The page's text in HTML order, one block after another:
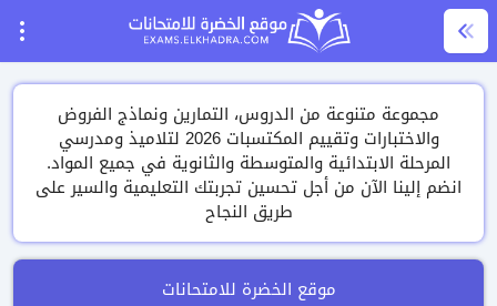
مجموعة متنوعة من الدروس، التمارين ونماذج الفروض
والاختبارات وتقييم المكتسبات 2026 لتلاميذ ومدرسي
المرحلة الابتدائية والمتوسطة والثانوية في جميع المواد.
انضم إلينا الآن من أجل تحسين تجربتك التعليمية والسير على
طريق النجاح
موقع الخضرة للامتحانات